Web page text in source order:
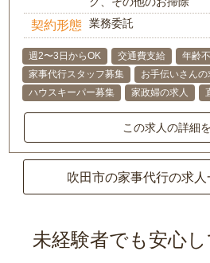
契約形態 業務委託
週2〜3日からOK 交通費支給
年齢
家事代行スタッフ募集
お手伝いさんの
ハウスキーパー募集
家政婦の求人
この求人の詳細
吹田市の家事代行の求人
未経験者でも安心